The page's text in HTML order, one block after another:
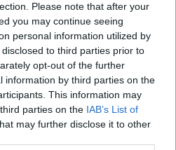
Please note that after your
you may continue seeing
personal information utilized by
to third parties prior to
opt-out of the further
information by third parties on the
This information may
parties on the IAB’s List of
may further disclose it to other
Loading...
Σχολίου